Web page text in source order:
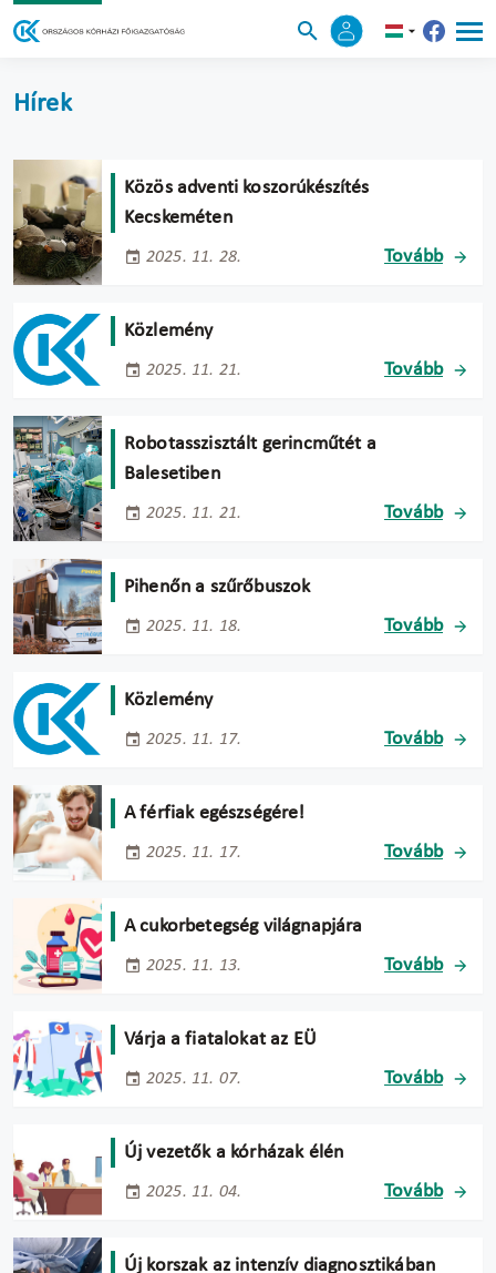
Hírek
Közös adventi koszorúkészítés
Kecskeméten
2025. 11. 28. Tovább
Közlemény
2025. 11. 21. Tovább
Robotasszisztált gerincműtét a
Balesetiben
2025. 11. 21. Tovább
Pihenőn a szűrőbuszok
2025. 11. 18. Tovább
Közlemény
2025. 11. 17. Tovább
A férfiak egészségére!
2025. 11. 17. Tovább
A cukorbetegség világnapjára
2025. 11. 13. Tovább
Várja a fiatalokat az EÜ
2025. 11. 07. Tovább
Új vezetők a kórházak élén
2025. 11. 04. Tovább
Új korszak az intenzív diagnosztikában